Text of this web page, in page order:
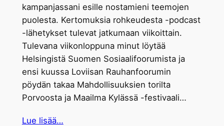
kampanjassani esille nostamieni teemojen
puolesta. Kertomuksia rohkeudesta -podcast
-lähetykset tulevat jatkumaan viikoittain.
Tulevana viikonloppuna minut löytää
Helsingistä Suomen Sosiaalifoorumista ja
ensi kuussa Loviisan Rauhanfoorumin
pöydän takaa Mahdollisuuksien torilta
Porvoosta ja Maailma Kylässä -festivaali…
Lue lisää…